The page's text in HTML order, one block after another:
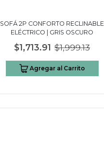
SOFÁ 2P CONFORTO RECLINABLE
ELÉCTRICO | GRIS OSCURO
$1,713.91 $1,999.13
Agregar al Carrito